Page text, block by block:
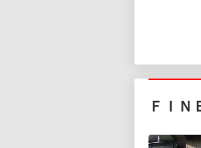
ＦＩ